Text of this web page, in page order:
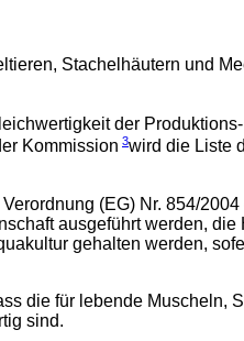
Stachelhäutern und
der
Kommission 3wird die Liste
(EG) Nr. 854/
ausgeführt werden,
gehalten werden,
die für lebende Muscheln,
sind.